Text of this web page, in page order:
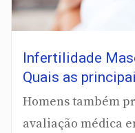
Infertilidade
Quais as
Homens também
avaliação médica